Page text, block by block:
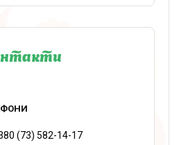
(73) 582-14-17